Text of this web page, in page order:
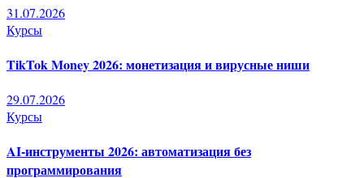
31.07.2026
Курсы
TikTok Money 2026: монетизация и вирусные ниши
29.07.2026
Курсы
AI-инструменты 2026: автоматизация без
программирования